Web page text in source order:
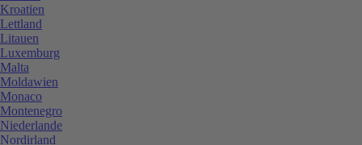
Kroatien
Lettland
Litauen
Luxemburg
Malta
Moldawien
Monaco
Montenegro
Niederlande
Nordirland